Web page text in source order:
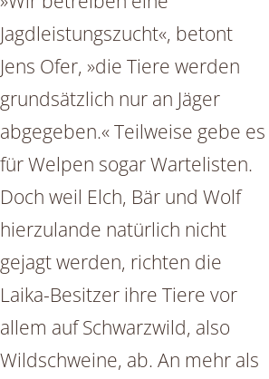
Jagdleistungszucht«, betont
Jens Ofer, »die Tiere werden
grundsätzlich nur an Jäger
abgegeben.« Teilweise gebe es
für Welpen sogar Wartelisten.
Doch weil Elch, Bär und Wolf
hierzulande natürlich nicht
gejagt werden, richten die
Laika-Besitzer ihre Tiere vor
allem auf Schwarzwild, also
Wildschweine, ab. An mehr als